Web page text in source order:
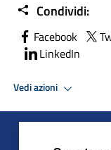
Condividi:
Facebook
LinkedIn
Vedi azioni